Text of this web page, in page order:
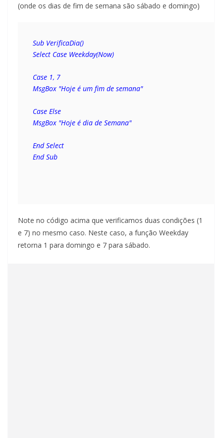
(onde os dias de fim de semana são sábado e domingo)
Sub VerificaDia()
Select Case Weekday(Now)
Case 1, 7
MsgBox "Hoje é um fim de semana"
Case Else
MsgBox "Hoje é dia de Semana"
End Select
End Sub
Note no código acima que verificamos duas condições (1
e 7) no mesmo caso. Neste caso, a função Weekday
retorna 1 para domingo e 7 para sábado.